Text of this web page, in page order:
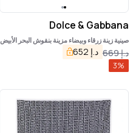
Dolce & Gabbana
صينية زينة زرقاء وبيضاء مزينة بنقوش البحر الأبيض
المتوسط من البورسليند.إ669 د.إ 652
3%